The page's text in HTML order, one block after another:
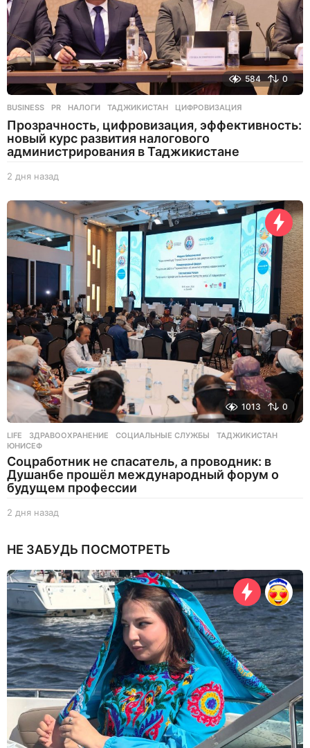
584 0
BUSINESS ,PR НАЛОГИ ,ТАДЖИКИСТАН ,ЦИФРОВИЗАЦИЯ
Прозрачность, цифровизация, эффективность:
новый курс развития налогового
администрирования в Таджикистане
2 дня назад
н
я
н
а
1013 0
LIFE ЗДРАВООХРАНЕНИЕ ,СОЦИАЛЬНЫЕ СЛУЖБЫ ,ТАДЖИКИСТАН
ЮНИСЕФ
Соцработник не спасатель, а проводник: в
Душанбе прошёл международный форум о
будущем профессии
2 дня назад
я
а
з
д
НЕ ЗАБУДЬ ПОСМОТРЕТЬ